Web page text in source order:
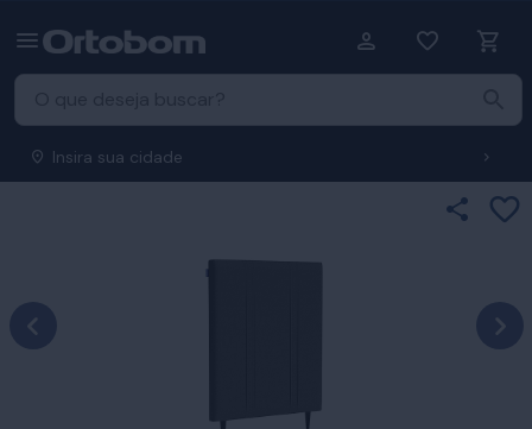
Insira sua cidade